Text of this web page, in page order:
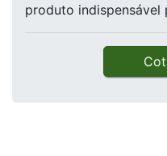
produto indispensável